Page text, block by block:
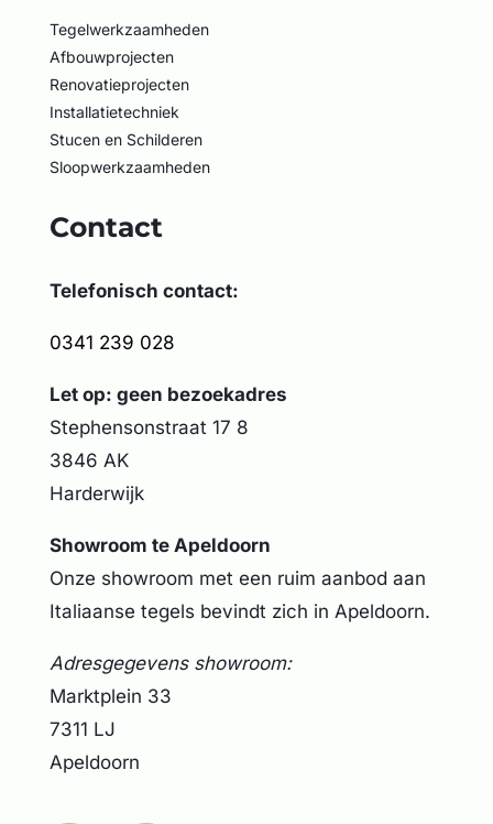
Tegelwerkzaamheden
Afbouwprojecten
Renovatieprojecten
Installatietechniek
Stucen en Schilderen
Sloopwerkzaamheden
Contact
Telefonisch contact:
0341 239 028
Let op: geen bezoekadres
Stephensonstraat 17 8
3846 AK
Harderwijk
Showroom te Apeldoorn
Onze showroom met een ruim aanbod aan
Italiaanse tegels bevindt zich in Apeldoorn.
Adresgegevens showroom:
Marktplein 33
7311 LJ
Apeldoorn